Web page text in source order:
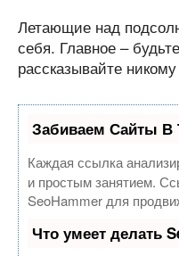
Летающие над
себя. Главное –
рассказывайте
Забиваем Сайты В
Каждая ссылка
и простым занятием.
SeoHammer для
Что умеет делать